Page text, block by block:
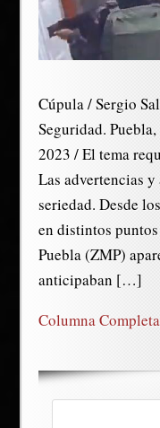
Cúpula / Sergio
Seguridad.
2023 / El tema
Las advertencias y
seriedad. Desde
en distintos
Puebla (ZMP)
anticipaban […]
Columna